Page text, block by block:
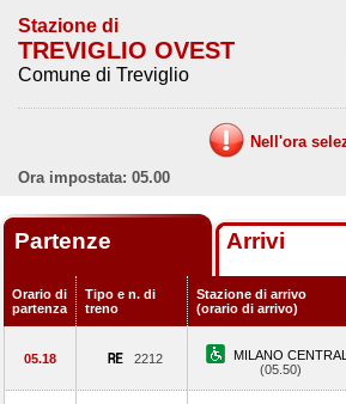
Stazione di
TREVIGLIO OVEST
Comune di Treviglio
Nell'ora
Ora impostata: 05.00
Partenze Arrivi
Orario di
partenza
Tipo e n. di
treno
Stazione di arrivo
(orario di arrivo)
05.18 2212
MILANO
(05.50)